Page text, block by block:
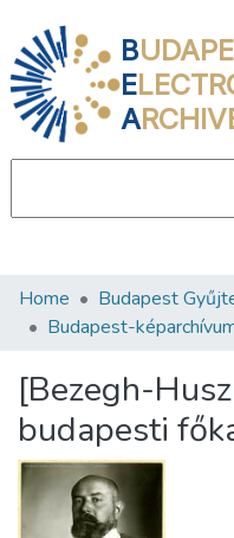
B
E
A
Communities &
Statistics
About us
Home Budapest
Budapest-
[Bezegh-
budapesti